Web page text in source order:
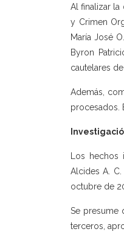
Al finalizar la
y Crimen
María José
Byron
cautelares
Además,
procesados.
Los
Alcides A.
octubre de
Se presume
terceros,